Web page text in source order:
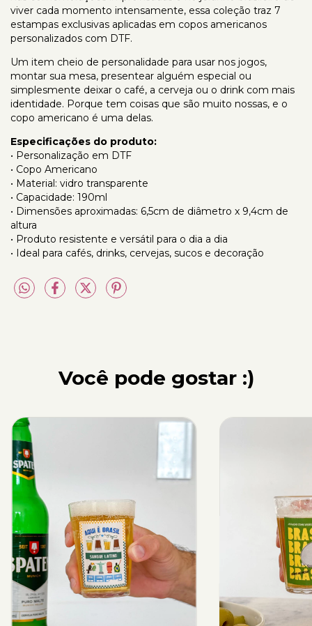
viver cada momento intensamente, essa coleção traz 7
estampas exclusivas aplicadas em copos americanos
personalizados com DTF.
Um item cheio de personalidade para usar nos jogos,
montar sua mesa, presentear alguém especial ou
simplesmente deixar o café, a cerveja ou o drink com mais
identidade. Porque tem coisas que são muito nossas, e o
copo americano é uma delas.
Especificações do produto:
• Personalização em DTF
• Copo Americano
• Material: vidro transparente
• Capacidade: 190ml
• Dimensões aproximadas: 6,5cm de diâmetro x 9,4cm de
altura
• Produto resistente e versátil para o dia a dia
• Ideal para cafés, drinks, cervejas, sucos e decoração
Você pode gostar :)